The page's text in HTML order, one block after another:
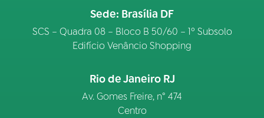
Sede: Brasília DF
SCS – Quadra 08 – Bloco B 50/60 – 1º Subsolo
Edifício Venâncio Shopping
Rio de Janeiro RJ
Av. Gomes Freire, n° 474
Centro